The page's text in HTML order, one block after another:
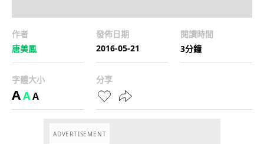
作者
唐美鳳
發佈日期
2016-05-21
閱讀時間
3分鐘
字體大小
AAA
分享
ADVERTISEMENT